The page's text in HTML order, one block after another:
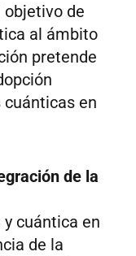
objetivo de
al ámbito
pretende
en
de la
cuántica en
de la